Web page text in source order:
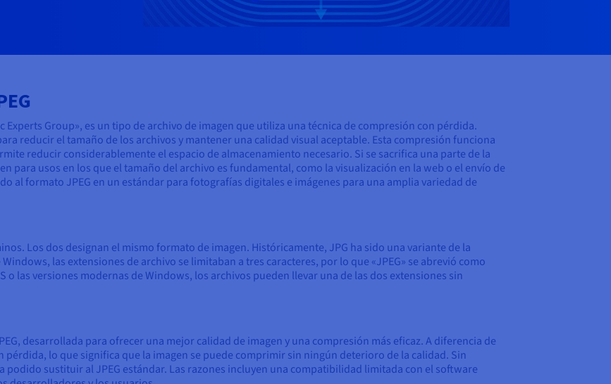
Group», es un tipo de archivo de imagen que utiliza una técnica de compresión con pérdida.
reducir el tamaño de los archivos y mantener una calidad visual aceptable. Esta compresión funciona
reducir considerablemente el espacio de almacenamiento necesario. Si se sacrifica una parte de la
para usos en los que el tamaño del archivo es fundamental, como la visualización en la web o el envío de
al formato JPEG en un estándar para fotografías digitales e imágenes para una amplia variedad de
Los dos designan el mismo formato de imagen. Históricamente, JPG ha sido una variante de la
las extensiones de archivo se limitaban a tres caracteres, por lo que «JPEG» se abrevió como
o las versiones modernas de Windows, los archivos pueden llevar una de las dos extensiones sin
desarrollada para ofrecer una mejor calidad de imagen y una compresión más eficaz. A diferencia de
pérdida, lo que significa que la imagen se puede comprimir sin ningún deterioro de la calidad. Sin
podido sustituir al JPEG estándar. Las razones incluyen una compatibilidad limitada con el software